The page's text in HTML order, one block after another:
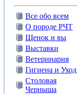
Все обо всем
О породе РЧТ
Щенок и вы
Выставки
Ветеринария
Гигиена и Уход
Столовая
Черныша